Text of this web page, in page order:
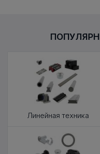
Линейная техника